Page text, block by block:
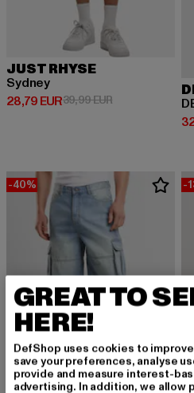
JUST RHYSE
Sydney
28,79 EUR
Derzeitiger Preis: 28,79 EUR
39,99 EURAktionspreis:
-40% -
GREAT TO
HERE!
DefShop uses cookies to
save your preferences, analyse
provide and measure interest-
advertising. In addition, we allow